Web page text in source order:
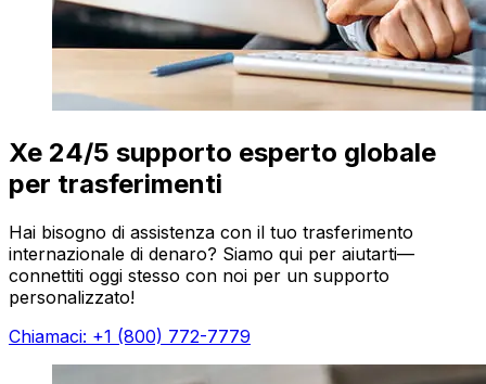
Xe 24/5 supporto esperto globale
per trasferimenti
Hai bisogno di assistenza con il tuo trasferimento
internazionale di denaro? Siamo qui per aiutarti—
connettiti oggi stesso con noi per un supporto
personalizzato!
Chiamaci: +1 (800) 772-7779